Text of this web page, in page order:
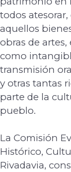
todos
aquellos
obras de artes,
como
transmisión
y otras tantas
parte de la
pueblo.
La Comisión
Histórico,
Rivadavia,